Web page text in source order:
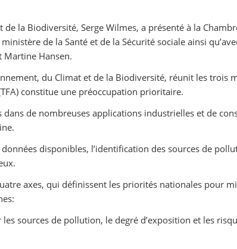
la Biodiversité, Serge Wilmes, a présenté à la
de la Santé et de la Sécurité sociale ainsi
Martine Hansen.
du Climat et de la Biodiversité, réunit les
constitue une préoccupation prioritaire.
dans de nombreuses applications industrielles et de
disponibles, l’identification des sources de
axes, qui définissent les priorités nationales pour
sources de pollution, le degré d’exposition et les